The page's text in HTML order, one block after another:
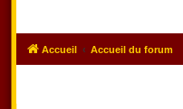
Accueil Accueil du forum